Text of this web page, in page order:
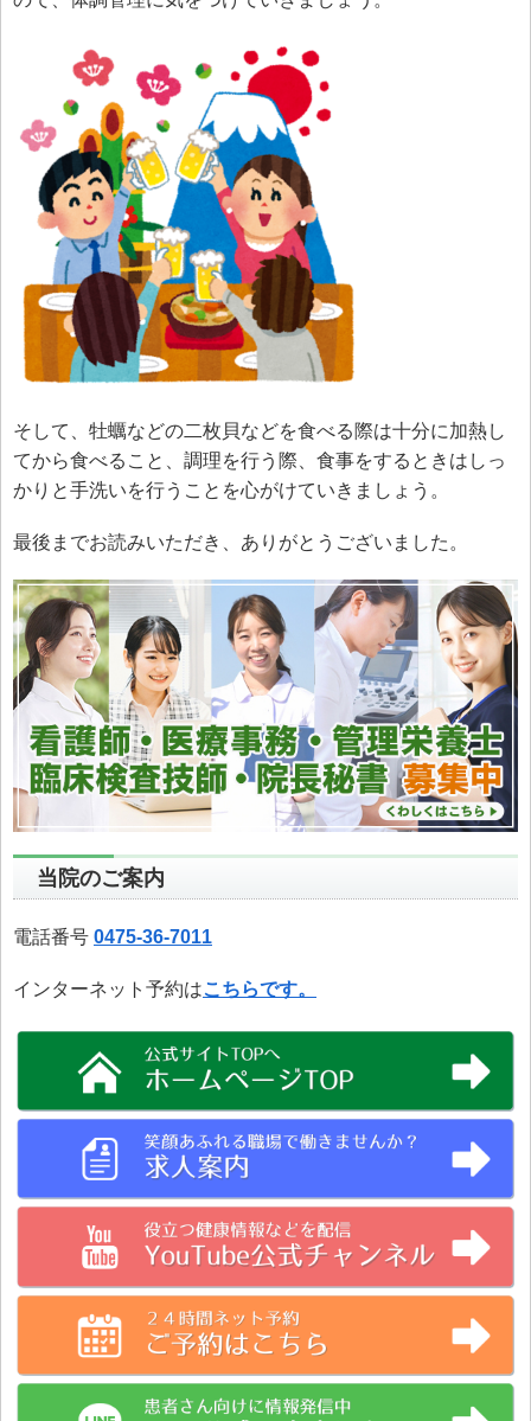
そして、牡蠣などの二枚貝などを食べる際は十分に加熱し
てから食べること、調理を行う際、食事をするときはしっ
かりと手洗いを行うことを心がけていきましょう。
最後までお読みいただき、ありがとうございました。
当院のご案内
電話番号 0475-36-7011
インターネット予約はこちらです。